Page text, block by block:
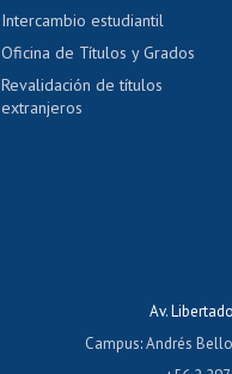
Intercambio estudiantil
Oficina de Títulos y Grados
Revalidación de títulos
extranjeros
Av.
Campus:Andrés Bello